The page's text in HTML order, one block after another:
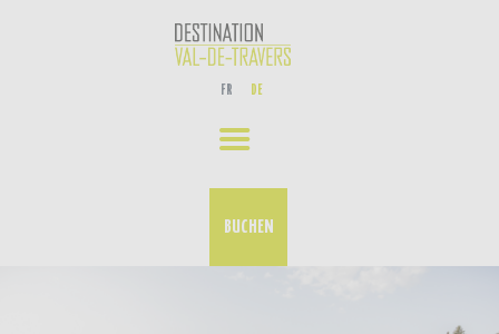
FR DE
BUCHEN
ERLEBNISSE
VERANSTALTUNGS-KALENDER